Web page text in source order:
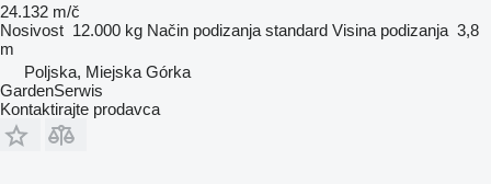
24.132 m/č
Nosivost 12.000 kg Način podizanja standard Visina podizanja 3,8
m
Poljska, Miejska Górka
GardenSerwis
Kontaktirajte prodavca